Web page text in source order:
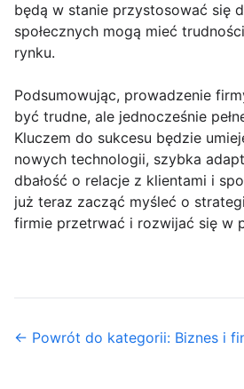
będą w stanie przystosować się
społecznych mogą mieć
rynku.
Podsumowując, prowadzenie
być trudne, ale jednocześnie
Kluczem do sukcesu będzie
nowych technologii, szybka
dbałość o relacje z klientami i
już teraz zacząć myśleć o
firmie przetrwać i rozwijać się w
← Powrót do kategorii: Biznes i